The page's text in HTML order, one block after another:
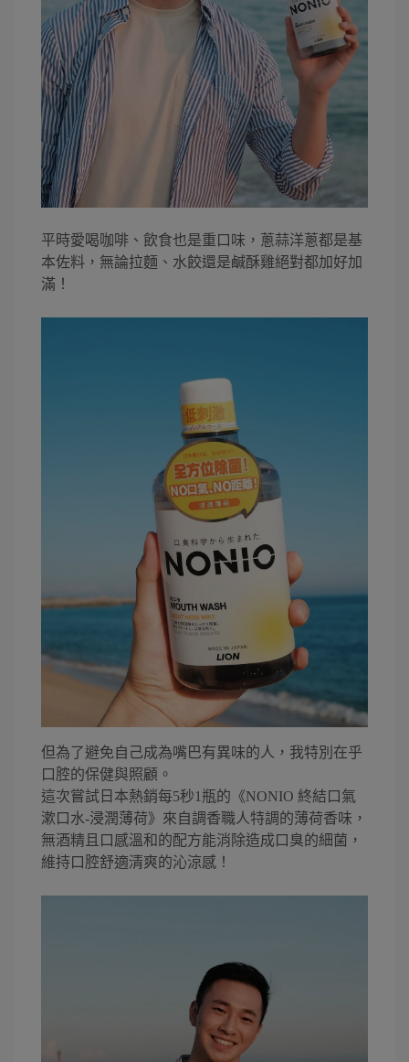
平時愛喝咖啡、飲食也是重口味，蔥蒜洋蔥都是基
本佐料，無論拉麵、水餃還是鹹酥雞絕對都加好加
滿！
但為了避免自己成為嘴巴有異味的人，我特別在乎
口腔的保健與照顧。
這次嘗試日本熱銷每5秒1瓶的《NONIO 終結口氣
漱口水-浸潤薄荷》來自調香職人特調的薄荷香味，
無酒精且口感溫和的配方能消除造成口臭的細菌，
維持口腔舒適清爽的沁涼感！